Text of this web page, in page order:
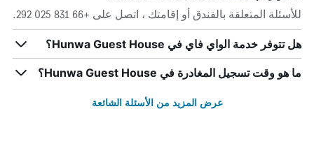
للأسئلة المتعلقة بالفندق أو إقامتك ، اتصل على +66 831 025 292.
هل تتوفر خدمة الواي فاي في Hunwa Guest House؟
ما هو وقت تسجيل المغادرة في Hunwa Guest House؟
عرض المزيد من الأسئلة الشائعة